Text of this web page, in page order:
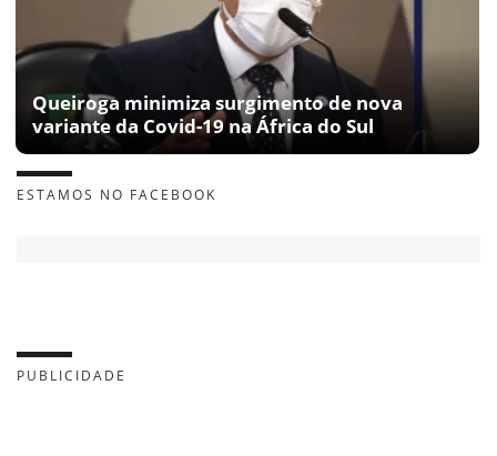
Queiroga minimiza surgimento de nova
variante da Covid-19 na África do Sul
ESTAMOS NO FACEBOOK
PUBLICIDADE